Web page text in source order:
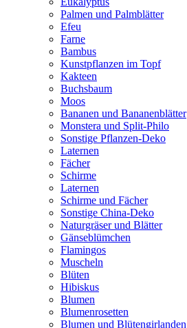
Palmen und Palmblätter
Efeu
Farne
Bambus
Kunstpflanzen im Topf
Kakteen
Buchsbaum
Moos
Bananen und Bananenblätter
Monstera und Split-Philo
Sonstige Pflanzen-Deko
Laternen
Fächer
Schirme
Laternen
Schirme und Fächer
Sonstige China-Deko
Naturgräser und Blätter
Gänseblümchen
Flamingos
Muscheln
Blüten
Hibiskus
Blumen
Blumenrosetten
Blumen und Blütengirlanden